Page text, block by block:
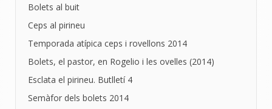
Bolets al buit
Ceps al pirineu
Temporada atípica ceps i rovellons 2014
Bolets, el pastor, en Rogelio i les ovelles (2014)
Esclata el pirineu. Butlletí 4
Semàfor dels bolets 2014